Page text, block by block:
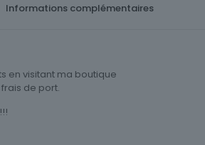
Informations complémentaires
en visitant ma boutique
de port.